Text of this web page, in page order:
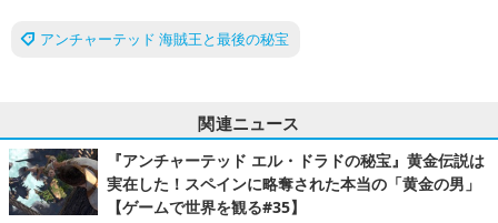
アンチャーテッド 海賊王と最後の秘宝
関連ニュース
『アンチャーテッド エル・ドラドの秘宝』黄金伝説は
実在した！スペインに略奪された本当の「黄金の男」
【ゲームで世界を観る#35】